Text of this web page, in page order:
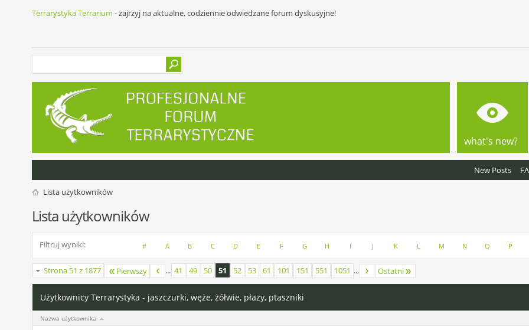
Terrarystyka Terrarium - zajrzyj na aktualne, codziennie odwiedzane forum dyskusyjne!
what's new?
New Posts
Lista użytkowników
Lista użytkowników
Filtruj wyniki # A B C D E F G H I J K L M N O P
Strona 51 z 1877 Pierwszy ... 41 49 50 51 52 53 61 101 151 551 1051 ... Ostatni
Użytkownicy Terrarystyka - jaszczurki, węże, żółwie, płazy, ptaszniki
Nazwa użytkownika